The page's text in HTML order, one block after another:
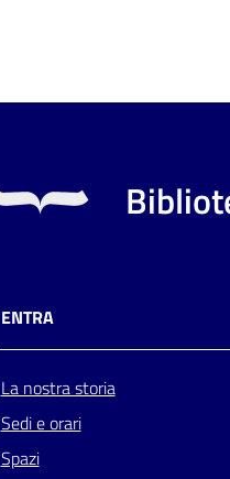
ENTRA
La nostra storia
Sedi e orari
Spazi